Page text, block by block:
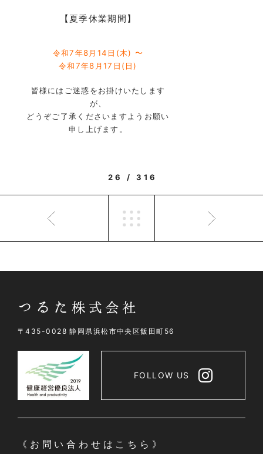
【夏季休業期間】
令和7年8月14日(木) 〜
令和7年8月17日(日)
皆様にはご迷惑をお掛けいたします
が、
どうぞご了承くださいますようお願い
申し上げます。
26 / 316
〒435-0028 静岡県浜松市中央区飯田町56
FOLLOW US
《お問い合わせはこちら》